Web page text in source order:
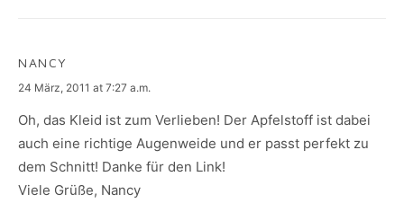
NANCY
says:
24 März, 2011 at 7:27 a.m.
Oh, das Kleid ist zum Verlieben! Der Apfelstoff ist dabei
auch eine richtige Augenweide und er passt perfekt zu
dem Schnitt! Danke für den Link!
Viele Grüße, Nancy